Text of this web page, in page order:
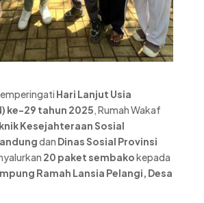
Hari Lanjut Usia
ke-29 tahun 2025, Rumah Wakaf
Kesejahteraan Sosial
dan Dinas Sosial Provinsi
20 paket sembakokepada
Ramah Lansia Pelangi, Desa